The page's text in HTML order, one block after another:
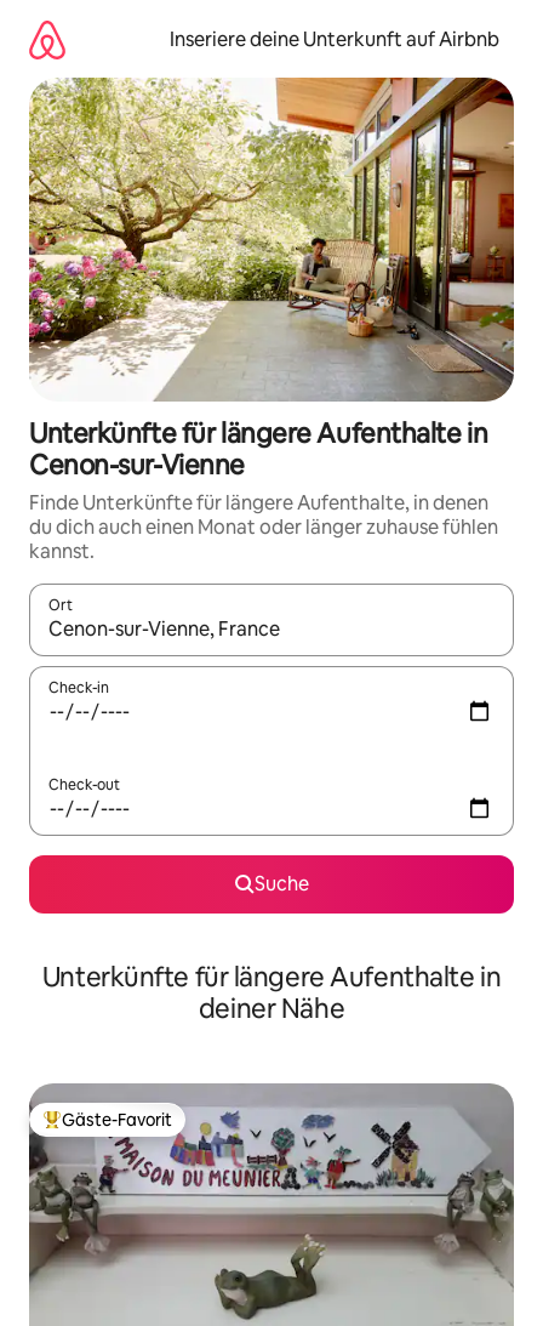
Inhalten
springen
Inseriere deine Unterkunft auf Airbnb
Unterkünfte für längere Aufenthalte in
Cenon-sur-Vienne
Finde Unterkünfte für längere Aufenthalte, in denen
du dich auch einen Monat oder länger zuhause fühlen
kannst.
Ort
Wenn Ergebnisse verfügbar sind, navigiere mit den
Check-in
Check-out
Suche
Unterkünfte für längere Aufenthalte in
deiner Nähe
Beliebter Gäste-Favorit.
Gäste-Favorit